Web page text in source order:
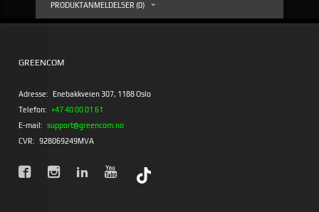
PRODUKTANMELDELSER (0)
GREENCOM
Adresse: Enebakkveien 307, 1188 Oslo
Telefon: +47 40 00 01 61
E-mail: support@greencom.no
CVR: 928069249MVA